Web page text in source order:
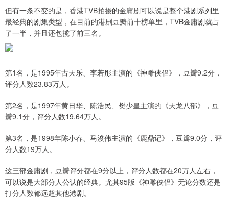
但有一条不变的是，香港TVB拍摄的金庸剧可以说是整个港剧系列里
最经典的剧集类型，在目前的港剧豆瓣前十榜单里，TVB金庸剧就占
了一半，并且还包揽了前三名。
第1名，是1995年古天乐、李若彤主演的《神雕侠侣》，豆瓣9.2分，
评分人数23.83万人。
第2名，是1997年黄日华、陈浩民、樊少皇主演的《天龙八部》，豆
瓣9.1分，评分人数19.64万人。
第3名，是1998年陈小春、马浚伟主演的《鹿鼎记》，豆瓣9.0分，评
分人数19万人。
这三部金庸剧，豆瓣评分都在9分以上，评分人数都在20万人左右，
可以说是大部分人公认的经典。尤其95版《神雕侠侣》无论分数还是
打分人数都远超其他港剧。